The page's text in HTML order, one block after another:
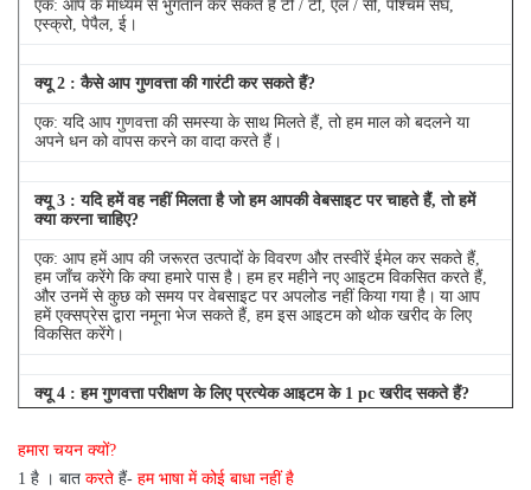
एक: आप के माध्यम से भुगतान कर सकते हैं टी / टी, एल / सी, पश्चिम संघ,
एस्क्रो, पेपैल, ई।
क्यू 2 : कैसे आप गुणवत्ता की गारंटी कर सकते हैं?
एक: यदि आप गुणवत्ता की समस्या के साथ मिलते हैं, तो हम माल को बदलने या
अपने धन को वापस करने का वादा करते हैं।
क्यू 3 : यदि हमें वह नहीं मिलता है जो हम आपकी वेबसाइट पर चाहते हैं, तो हमें
क्या करना चाहिए?
एक: आप हमें आप की जरूरत उत्पादों के विवरण और तस्वीरें ईमेल कर सकते हैं,
हम जाँच करेंगे कि क्या हमारे पास है। हम हर महीने नए आइटम विकसित करते हैं,
और उनमें से कुछ को समय पर वेबसाइट पर अपलोड नहीं किया गया है। या आप
हमें एक्सप्रेस द्वारा नमूना भेज सकते हैं, हम इस आइटम को थोक खरीद के लिए
विकसित करेंगे।
क्यू 4 : हम गुणवत्ता परीक्षण के लिए प्रत्येक आइटम के 1 pc खरीद सकते हैं?
आप स्टॉक में की जरूरत है
हमारा चयन क्यों?
1 है । बात करते हैं- हम भाषा में कोई बाधा नहीं है